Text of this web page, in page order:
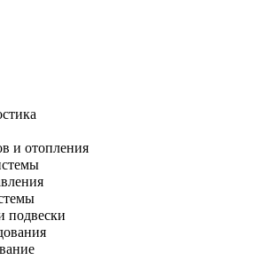
и отопления
подвески